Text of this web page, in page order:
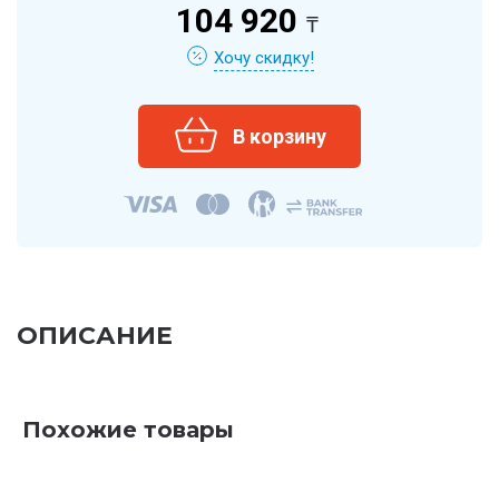
104 920 ₸
Хочу скидку!
ОПИСАНИЕ
Похожие товары